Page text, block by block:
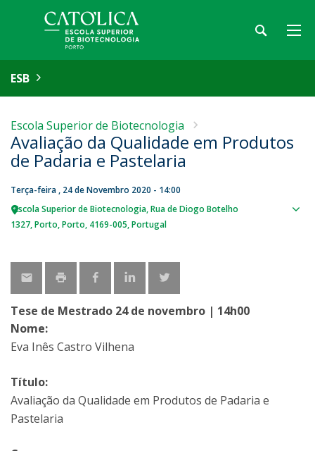
ESB
Escola Superior de Biotecnologia
Avaliação da Qualidade em Produtos
de Padaria e Pastelaria
Terça-feira , 24 de Novembro 2020 - 14:00
Escola Superior de Biotecnologia Rua de Diogo Botelho
1327 Porto Porto 4169-005 Portugal
Tese de Mestrado 24 de novembro | 14h00
Nome:
Eva Inês Castro Vilhena
Título:
Avaliação da Qualidade em Produtos de Padaria e
Pastelaria